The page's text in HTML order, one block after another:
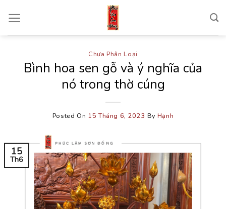
content
Chưa Phân Loại
Bình hoa sen gỗ và ý nghĩa của
nó trong thờ cúng
Posted On 15 Tháng 6, 2023 By Hạnh
15
Th6